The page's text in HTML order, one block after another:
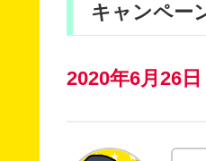
キャンペー
2020年6月26